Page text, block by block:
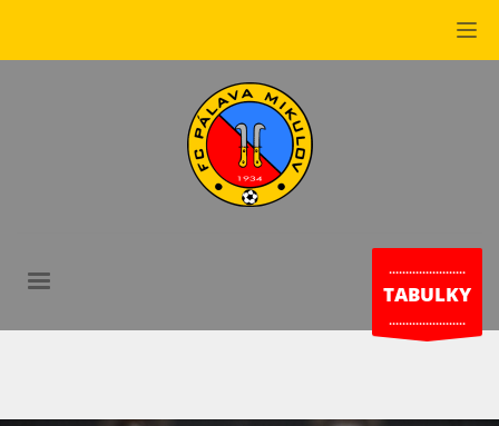
.......................
TABULKY
.......................